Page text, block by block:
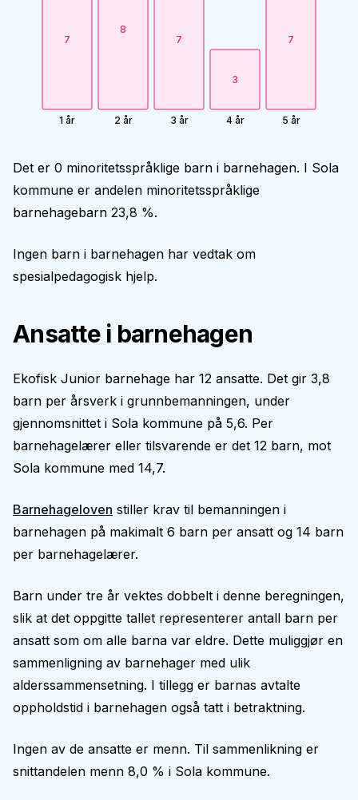
7
1 år
8
2 år
7
3 år
3
4 år
7
5 år
Det er 0 minoritetsspråklige barn i barnehagen. I Sola
kommune er andelen minoritetsspråklige
barnehagebarn 23,8 %.
Ingen barn i barnehagen har vedtak om
spesialpedagogisk hjelp.
Ansatte i barnehagen
Ekofisk Junior barnehage har 12 ansatte. Det gir 3,8
barn per årsverk i grunnbemanningen, under
gjennomsnittet i Sola kommune på 5,6. Per
barnehagelærer eller tilsvarende er det 12 barn, mot
Sola kommune med 14,7.
Barnehageloven stiller krav til bemanningen i
barnehagen på makimalt 6 barn per ansatt og 14 barn
per barnehagelærer.
Barn under tre år vektes dobbelt i denne beregningen,
slik at det oppgitte tallet representerer antall barn per
ansatt som om alle barna var eldre. Dette muliggjør en
sammenligning av barnehager med ulik
alderssammensetning. I tillegg er barnas avtalte
oppholdstid i barnehagen også tatt i betraktning.
Ingen av de ansatte er menn. Til sammenlikning er
snittandelen menn 8,0 % i Sola kommune.